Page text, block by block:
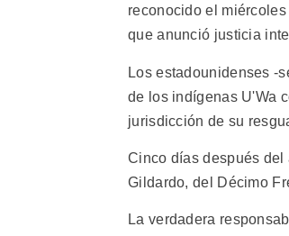
reconocido el
que anunció justicia
Los estadounidenses -
de los indígenas U'Wa
jurisdicción de su
Cinco días después
Gildardo, del Décimo
La verdadera